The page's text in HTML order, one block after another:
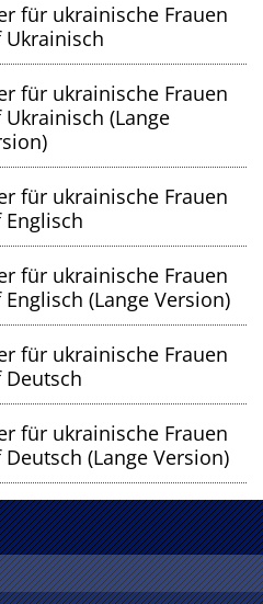
für ukrainische Frauen
Ukrainisch
für ukrainische Frauen
Ukrainisch (Lange
für ukrainische Frauen
Englisch
für ukrainische Frauen
Englisch (Lange Version)
für ukrainische Frauen
Deutsch
für ukrainische Frauen
Deutsch (Lange Version)